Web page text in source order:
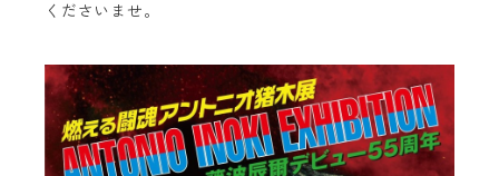
くださいませ。